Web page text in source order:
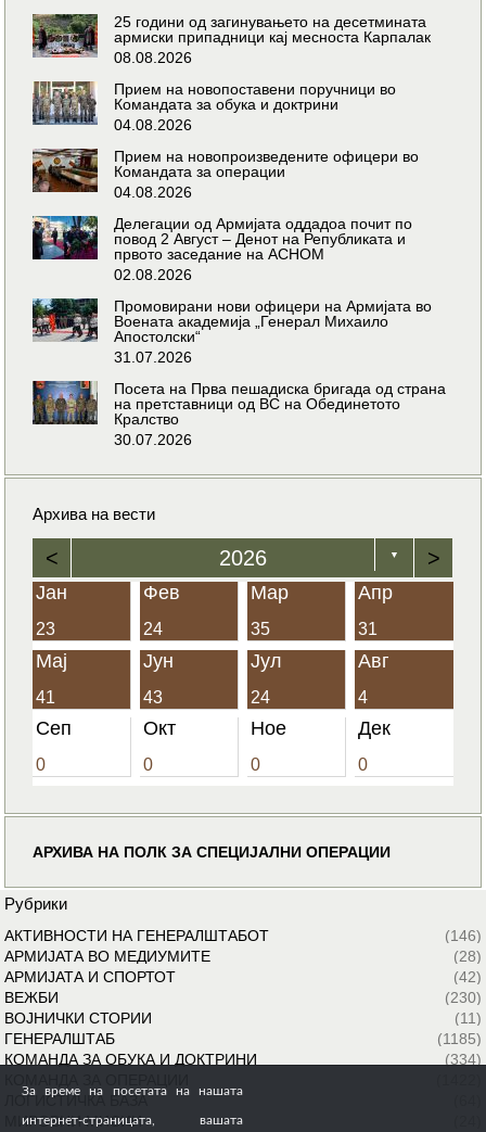
25 години од загинувањето на десетмината
армиски припадници кај месноста Карпалак
08.08.2026
Прием на новопоставени поручници во
Командата за обука и доктрини
04.08.2026
Прием на новопроизведените офицери во
Командата за операции
04.08.2026
Делегации од Армијата оддадоа почит по
повод 2 Август – Денот на Републиката и
првото заседание на АСНОМ
02.08.2026
Промовирани нови офицери на Армијата во
Воената академија „Генерал Михаило
Апостолски“
31.07.2026
Посета на Прва пешадиска бригада од страна
на претставници од ВС на Обединетото
Кралство
30.07.2026
Архива на вести
< 2026 ▼ >
Јан
23
Фев
24
Мар
35
Апр
31
Мај
41
Јун
43
Јул
24
Авг
4
Сеп
0
Окт
0
Ное
0
Дек
0
АРХИВА НА ПОЛК ЗА СПЕЦИЈАЛНИ ОПЕРАЦИИ
Рубрики
АКТИВНОСТИ НА ГЕНЕРАЛШТАБОТ
(146)
АРМИЈАТА ВО МЕДИУМИТЕ
(28)
АРМИЈАТА И СПОРТОТ
(42)
ВЕЖБИ
(230)
ВОЈНИЧКИ СТОРИИ
(11)
ГЕНЕРАЛШТАБ
(1185)
КОМАНДА ЗА ОБУКА И ДОКТРИНИ
(334)
ЛОГИСТИЧКА БАЗА
МИРОВНИ МИСИИ
За време на посетата на нашата
интернет-страницата, вашата